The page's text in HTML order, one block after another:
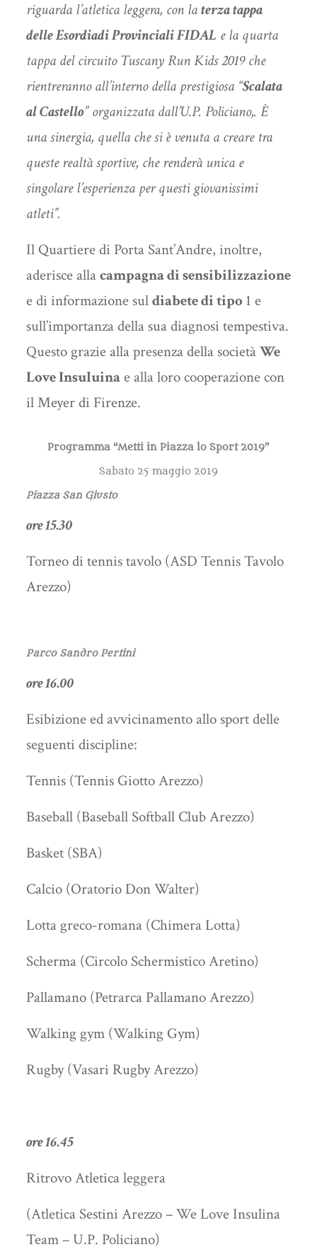
riguarda l’atletica leggera, con laterza tappa
delle Esordiadi Provinciali FIDALe la quarta
tappa del circuito Tuscany Run Kids 2019 che
rientreranno all’interno della prestigiosa “Scalata
al Castello” organizzata dall’U.P. Policiano,. È
una sinergia, quella che si è venuta a creare tra
queste realtà sportive, che renderà unica e
singolare l’esperienza per questi giovanissimi
atleti”.
Il Quartiere di Porta Sant’Andre, inoltre,
aderisce allacampagna di sensibilizzazione
e di informazione suldiabete di tipo 1 e
sull’importanza della sua diagnosi tempestiva.
Questo grazie alla presenza della societàWe
Love Insuluinae alla loro cooperazione con
il Meyer di Firenze.
Programma “Metti in Piazza lo Sport 2019”
Sabato 25 maggio 2019
Piazza San Giusto
ore 15.30
Torneo di tennis tavolo (ASD Tennis Tavolo
Arezzo)
Parco Sandro Pertini
ore 16.00
Esibizione ed avvicinamento allo sport delle
seguenti discipline:
Tennis (Tennis Giotto Arezzo)
Baseball (Baseball Softball Club Arezzo)
Basket (SBA)
Calcio (Oratorio Don Walter)
Lotta greco-romana (Chimera Lotta)
Scherma (Circolo Schermistico Aretino)
Pallamano (Petrarca Pallamano Arezzo)
Walking gym (Walking Gym)
Rugby (Vasari Rugby Arezzo)
ore 16.45
Ritrovo Atletica leggera
(Atletica Sestini Arezzo – We Love Insulina
Team – U.P. Policiano)